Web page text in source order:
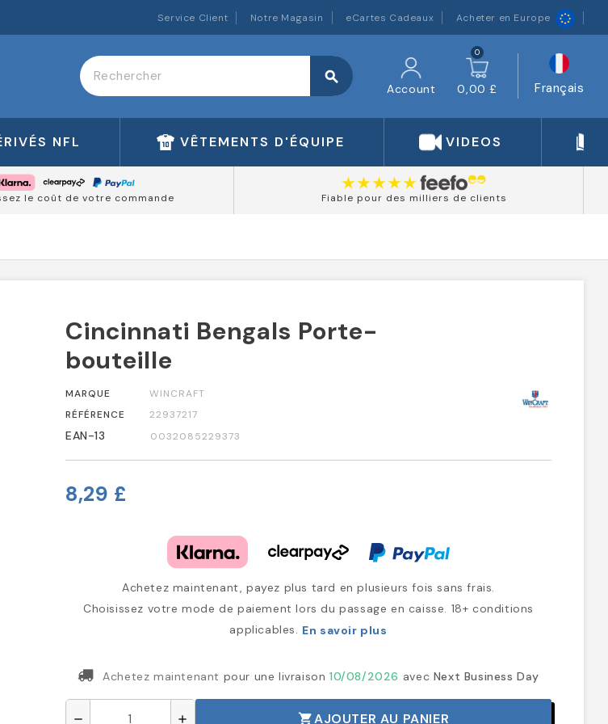
Service Client Notre Magasin eCartes Cadeaux Acheter en Europe
search
Account
0
0,00 £ Français
NFL VÊTEMENTS D'ÉQUIPE VIDEOS
le coût de votre commande Fiable pour des milliers de clients
Cincinnati Bengals Porte-
bouteille
MARQUE
WINCRAFT
RÉFÉRENCE
22937217
EAN-13 0032085229373
8,29 £
Achetez maintenant, payez plus tard en plusieurs fois sans frais.
Choisissez votre mode de paiement lors du passage en caisse. 18+ conditions
applicables. En savoir plus
Achetez maintenant pour une livraison10/08/2026 avec Next Business Day
remove add shopping_cartAJOUTER AU PANIER